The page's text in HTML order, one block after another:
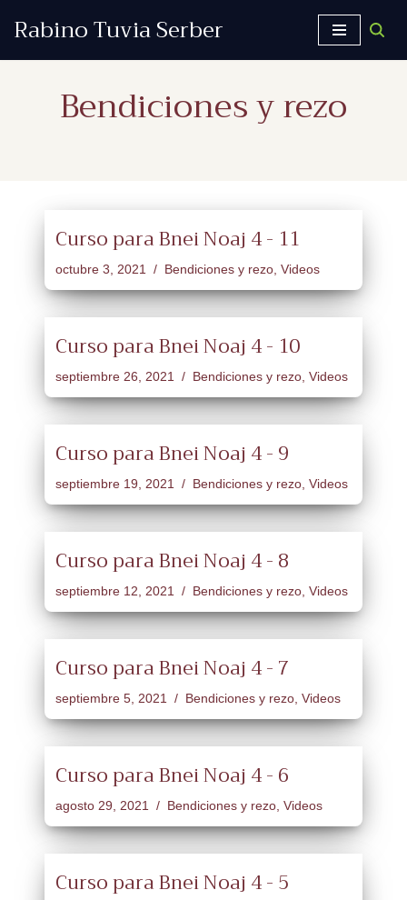
contenido
Rabino Tuvia Serber
Bendiciones y rezo
Curso para Bnei Noaj 4 - 11
octubre 3, 2021 Bendiciones y rezo, Videos
Curso para Bnei Noaj 4 - 10
septiembre 26, 2021 Bendiciones y rezo, Videos
Curso para Bnei Noaj 4 - 9
septiembre 19, 2021 Bendiciones y rezo, Videos
Curso para Bnei Noaj 4 - 8
septiembre 12, 2021 Bendiciones y rezo, Videos
Curso para Bnei Noaj 4 - 7
septiembre 5, 2021 Bendiciones y rezo, Videos
Curso para Bnei Noaj 4 - 6
agosto 29, 2021 Bendiciones y rezo, Videos
Curso para Bnei Noaj 4 - 5